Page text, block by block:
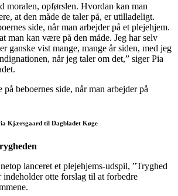
moralen, opførslen. Hvordan kan man
at den måde de taler på, er utilladeligt.
side, når man arbejder på et plejehjem.
man kan være på den måde. Jeg har selv
ganske vist mange, mange år siden, med jeg
når jeg taler om det,” siger Pia
beboernes side, når man arbejder på
Kjærsgaard til Dagbladet Køge
lanceret et plejehjems-udspil, ”Tryghed
indeholder otte forslag til at forbedre